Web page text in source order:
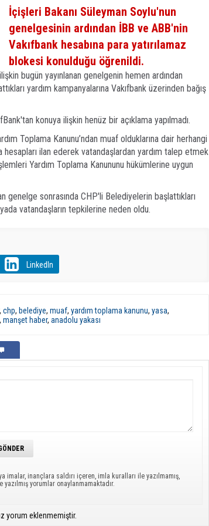
İçişleri Bakanı Süleyman Soylu'nun
genelgesinin ardından İBB ve ABB'nin
Vakıfbank hesabına para yatırılamaz
blokesi konulduğu öğrenildi.
bugün yayınlanan genelgenin hemen ardından
yardım kampanyalarına Vakıfbank üzerinden bağış
konuya ilişkin henüz bir açıklama yapılmadı.
Toplama Kanunu’ndan muaf olduklarına dair herhangi
hesapları ilan ederek vatandaşlardan yardım talep etmek
Yardım Toplama Kanununu hükümlerine uygun
genelge sonrasında CHP'li Belediyelerin başlattıkları
vatandaşların tepkilerine neden oldu.
LinkedIn
, chp, belediye, muaf, yardım toplama kanunu, yasa,
, manşet haber, anadolu yakası
imalar, inançlara saldırı içeren, imla kuralları ile yazılmamış,
yorumlar onaylanmamaktadır.
yorum eklenmemiştir.